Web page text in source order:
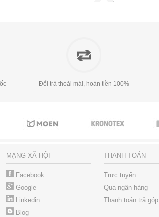
Đổi trả thoải mái, hoàn tiền 100%
MẠNG XÃ HỘI
Facebook
Google
Linkedin
Blog
THANH TOÁN
Trực tuyến
Qua ngân hàng
Thanh toán trả góp